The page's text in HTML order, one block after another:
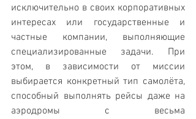
исключительно в своих корпоративных
интересах или государственные и
частные компании, выполняющие
специализированные задачи. При
этом, в зависимости от миссии
выбирается конкретный тип самолёта,
способный выполнять рейсы даже на
аэродромы с весьма